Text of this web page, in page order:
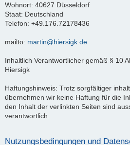
Wohnort: 40627 Düsseldorf
Staat: Deutschland
Telefon: +49.176.72178436
mailto: martin@hiersigk.de
Inhaltlich Verantwortlicher gemäß § 10
Hiersigk
Haftungshinweis: Trotz sorgfältiger
übernehmen wir keine Haftung für die
den Inhalt der verlinkten Seiten sind
verantwortlich.
Nutzungsbedingungen und